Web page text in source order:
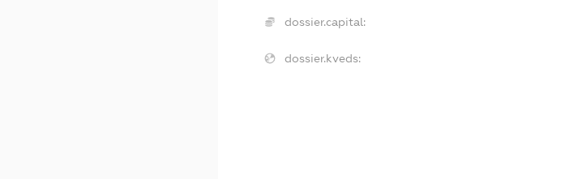
dossier.capital:
dossier.kveds: